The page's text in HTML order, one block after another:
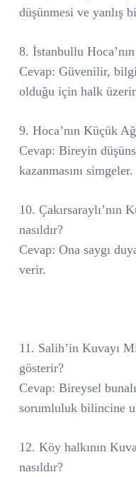
düşünmesi ve yanlış
8. İstanbullu
Cevap: Güvenilir,
olduğu için halk
9. Hoca’nın Küçük
Cevap: Bireyin
kazanmasını simgeler.
10. Çakırsaraylı’nın
nasıldır?
Cevap: Ona saygı
verir.
11. Salih’in Kuvayı
gösterir?
Cevap: Bireysel
sorumluluk bilincine
12. Köy halkının
nasıldır?